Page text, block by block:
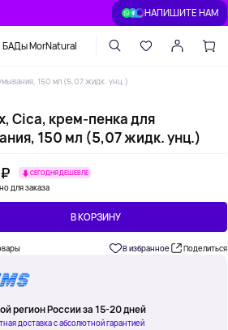
НАПИШИТЕ НАМ
БАДы MorNatural
150 мл (5,07 жидк. унц.)
Cica, крем-пенка для
150 мл (5,07 жидк. унц.)
СЕГОДНЯ ДЕШЕВЛЕ
для заказа
В КОРЗИНУ
В избранное Поделиться
регион России за 15-20 дней
доставка с абсолютной гарантией